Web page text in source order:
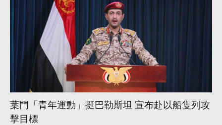
葉門「青年運動」挺巴勒斯坦 宣布赴以船隻列攻
擊目標